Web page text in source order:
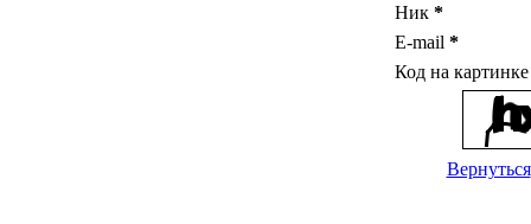
Ник *
E-mail *
Код на
Вернуться